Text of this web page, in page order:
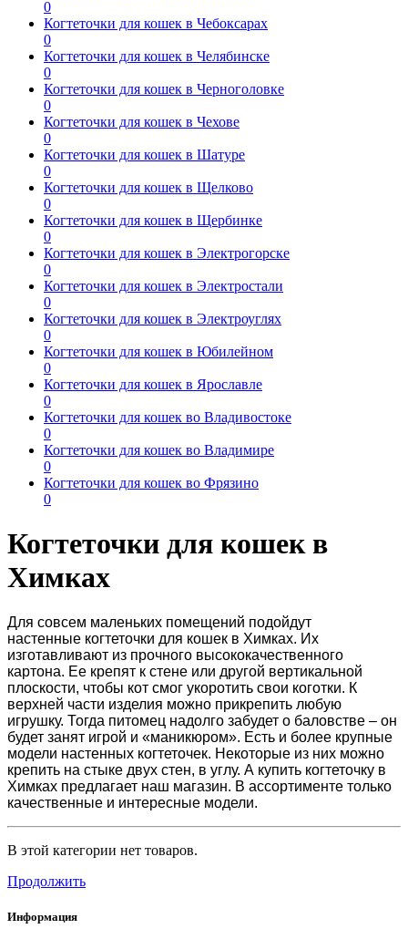
0
Когтеточки для кошек в Чебоксарах
0
Когтеточки для кошек в Челябинске
0
Когтеточки для кошек в Черноголовке
0
Когтеточки для кошек в Чехове
0
Когтеточки для кошек в Шатуре
0
Когтеточки для кошек в Щелково
0
Когтеточки для кошек в Щербинке
0
Когтеточки для кошек в Электрогорске
0
Когтеточки для кошек в Электростали
0
Когтеточки для кошек в Электроуглях
0
Когтеточки для кошек в Юбилейном
0
Когтеточки для кошек в Ярославле
0
Когтеточки для кошек во Владивостоке
0
Когтеточки для кошек во Владимире
0
Когтеточки для кошек во Фрязино
0
Когтеточки для кошек в
Химках
Для совсем маленьких помещений подойдут
настенные когтеточки для кошек в Химках. Их
изготавливают из прочного высококачественного
картона. Ее крепят к стене или другой вертикальной
плоскости, чтобы кот смог укоротить свои коготки. К
верхней части изделия можно прикрепить любую
игрушку. Тогда питомец надолго забудет о баловстве – он
будет занят игрой и «маникюром». Есть и более крупные
модели настенных когтеточек. Некоторые из них можно
крепить на стыке двух стен, в углу. А купить когтеточку в
Химках предлагает наш магазин. В ассортименте только
качественные и интересные модели.
В этой категории нет товаров.
Продолжить
Информация